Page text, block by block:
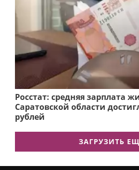
Росстат: средняя зарплата
Саратовской области
рублей
ЗАГРУЗИТЬ